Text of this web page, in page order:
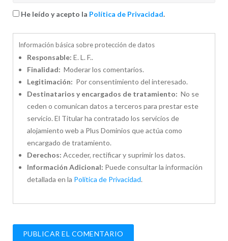
He leído y acepto la Política de Privacidad.
Información básica sobre protección de datos
Responsable: E. L. F..
Finalidad: Moderar los comentarios.
Legitimación: Por consentimiento del interesado.
Destinatarios y encargados de tratamiento: No se
ceden o comunican datos a terceros para prestar este
servicio. El Titular ha contratado los servicios de
alojamiento web a Plus Dominios que actúa como
encargado de tratamiento.
Derechos: Acceder, rectificar y suprimir los datos.
Información Adicional: Puede consultar la información
detallada en la Política de Privacidad.